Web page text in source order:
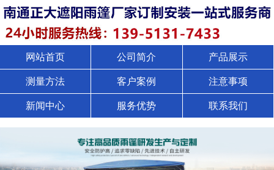
网站首页 公司简介 产品展示
测量方法 客户案例 注意事项
新闻中心 服务优势 联系我们